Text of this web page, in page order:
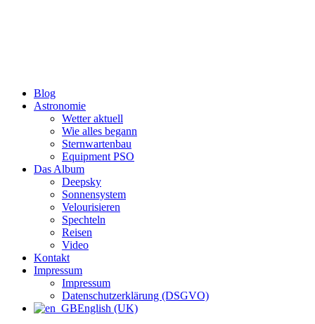
Blog
Astronomie
Wetter aktuell
Wie alles begann
Sternwartenbau
Equipment PSO
Das Album
Deepsky
Sonnensystem
Velourisieren
Spechteln
Reisen
Video
Kontakt
Impressum
Impressum
Datenschutzerklärung (DSGVO)
English (UK)